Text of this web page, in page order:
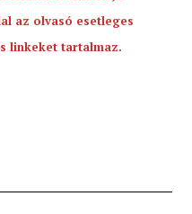
az olvasó esetleges
linkeket tartalmaz.